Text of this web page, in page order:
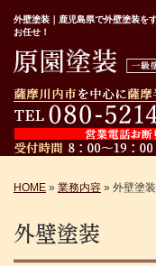
外壁塗装｜鹿児島県で外壁塗装を
お任せ！
HOME » 業務内容 » 外壁塗装
外壁塗装